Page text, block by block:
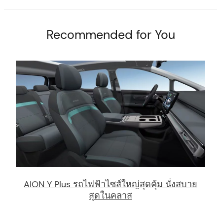
Recommended for You
AION Y Plus รถไฟฟ้าไซส์ใหญ่สุดคุ้ม นั่งสบาย
สุดในคลาส